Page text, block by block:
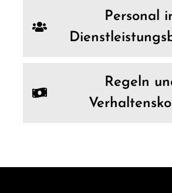
Personal
Regeln